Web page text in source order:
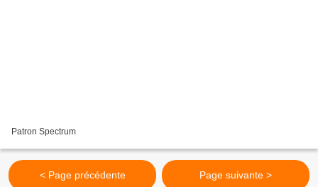
Patron Spectrum
< Page précédente Page suivante >